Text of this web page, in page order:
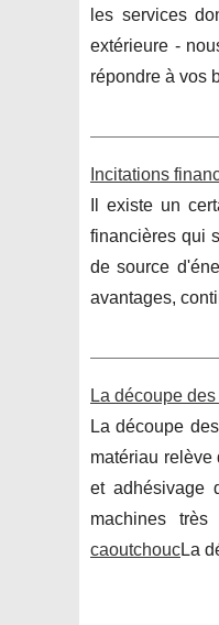
les services
extérieure -
répondre à vos
Incitations
Il existe un
financières qui
de source
avantages,
La découpe
La découpe
matériau relève
et adhésivage
machines
caoutchoucLa